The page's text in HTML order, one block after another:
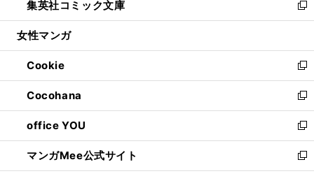
く
で
開
ド
ウ
開
く
ィ
ン
ウ
で
開
く
い
ウ
ン
ド
ウ
で
開
く
集英社コミック文庫
新
し
ウ
ィ
ン
ド
ウ
で
開
く
女性マンガ
Cookie
新
し
い
ウ
ィ
ン
ド
ウ
Cocohana
新
し
い
ウ
ィ
ン
office YOU
新
し
い
ウ
マンガMee公式サイト
新
し